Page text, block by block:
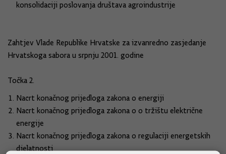
konsolidaciji poslovanja društava agroindustrije
Zahtjev Vlade Republike Hrvatske za izvanredno zasjedanje
Hrvatskoga sabora u srpnju 2001. godine
Točka 2.
Nacrt konačnog prijedloga zakona o energiji
Nacrt konačnog prijedloga zakona o o tržištu električne
energije
Nacrt konačnog prijedloga zakona o regulaciji energetskih
djelatnosti